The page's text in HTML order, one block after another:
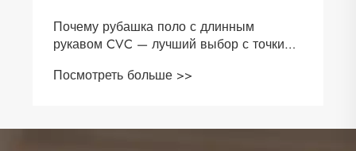
Какие бывают стили толстовок?